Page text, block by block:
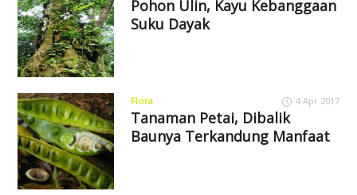
Pohon Ulin, Kayu Kebanggaan
Suku Dayak
Flora 4 Apr 2017
Tanaman Petai, Dibalik
Baunya Terkandung Manfaat